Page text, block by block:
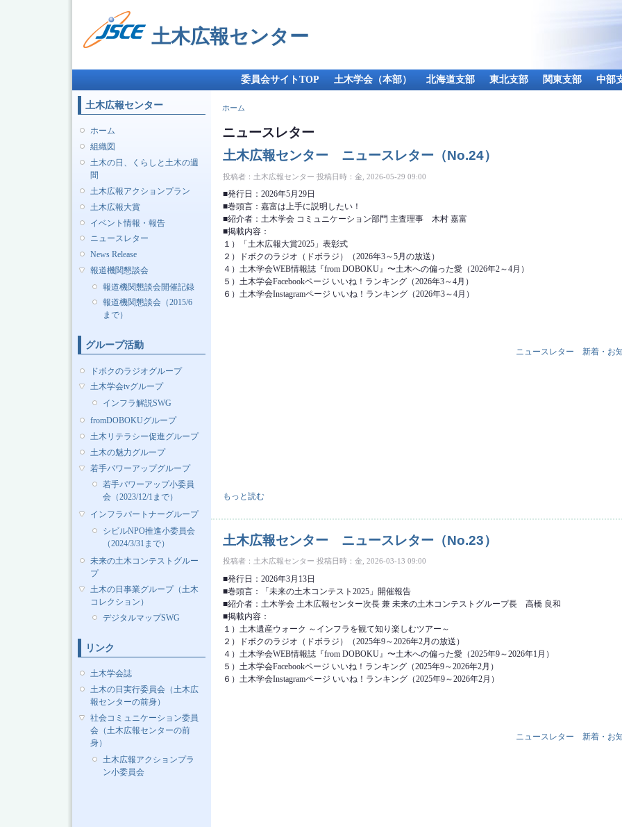
テ
土木広報センター
委員会サイトTOP 土木学会（本部） 北海道支部 東北支部 関東支部 中部
土木広報センター
ホーム
組織図
土木の日、くらしと土木の週
間
土木広報アクションプラン
土木広報大賞
イベント情報・報告
ニュースレター
News Release
報道機関懇談会
報道機関懇談会開催記録
報道機関懇談会（2015/6
まで）
グループ活動
ドボクのラジオグループ
土木学会tvグループ
インフラ解説SWG
fromDOBOKUグループ
土木リテラシー促進グループ
土木の魅力グループ
若手パワーアップグループ
若手パワーアップ小委員
会（2023/12/1まで）
インフラパートナーグループ
シビルNPO推進小委員会
（2024/3/31まで）
未来の土木コンテストグルー
プ
土木の日事業グループ（土木
コレクション）
デジタルマップSWG
リンク
土木学会誌
土木の日実行委員会（土木広
報センターの前身）
社会コミュニケーション委員
会（土木広報センターの前
身）
土木広報アクションプラ
ン小委員会
現在地
ホーム
ニュースレター
土木広報センター ニュースレター（No.24）
投稿者： 土木広報センター 投稿日時：金, 2026-05-29 09:00
■発行日：2026年5月29日
■巻頭言：嘉富は上手に説明したい！
■紹介者：土木学会 コミュニケーション部門 主査理事 木村 嘉富
■掲載内容：
１）「土木広報大賞2025」表彰式
２）ドボクのラジオ（ドボラジ）（2026年3～5月の放送）
４）土木学会WEB情報誌『from DOBOKU』〜土木への偏った愛（2026年2～4月）
５）土木学会Facebookページ いいね！ランキング（2026年3～4月）
６）土木学会Instagramページ いいね！ランキング（2026年3～4月）
新着・お
ニュースレター
土木広報センター ニュースレター（No.24） について
もっと読む
土木広報センター ニュースレター（No.23）
投稿者： 土木広報センター 投稿日時：金, 2026-03-13 09:00
■発行日：2026年3月13日
■巻頭言：「未来の土木コンテスト2025」開催報告
■紹介者：土木学会 土木広報センター次長 兼 未来の土木コンテストグループ長 高橋 良和
■掲載内容：
１）土木遺産ウォーク ～インフラを観て知り楽しむツアー～
２）ドボクのラジオ（ドボラジ）（2025年9～2026年2月の放送）
４）土木学会WEB情報誌『from DOBOKU』〜土木への偏った愛（2025年9～2026年1月）
５）土木学会Facebookページ いいね！ランキング（2025年9～2026年2月）
６）土木学会Instagramページ いいね！ランキング（2025年9～2026年2月）
新着・お
ニュースレター